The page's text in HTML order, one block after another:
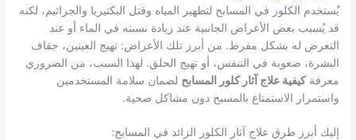
يُستخدم الكلور في المسابح لتطهير المياه وقتل البكتيريا والجراثيم، لكنه
قد يُسبب بعض الأعراض الجانبية عند زيادة نسبته في الماء أو عند
التعرض له بشكل مفرط. من أبرز تلك الأعراض: تهيج العينين، جفاف
البشرة، صعوبة في التنفس، أو تهيج الحلق. لهذا السبب، من الضروري
معرفةكيفية علاج آثار كلور المسابح لضمان سلامة المستخدمين
واستمرار الاستمتاع بالمسبح دون مشاكل صحية.
إليك أبرز طرق علاج آثار الكلور الزائد في المسابح: